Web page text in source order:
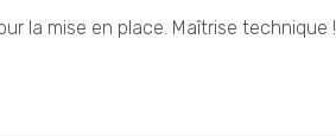
la mise en place. Maîtrise technique !